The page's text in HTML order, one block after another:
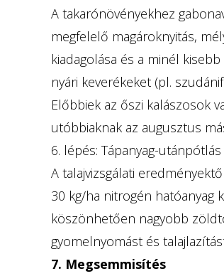
A takarónövényekhez
megfelelő magároknyitás,
kiadagolása és a minél
nyári keverékeket (pl.
Előbbiek az őszi kalászosok
utóbbiaknak az augusztus
6. lépés: Tápanyag-utánpótlás
A talajvizsgálati
30 kg/ha nitrogén hatóanyag
köszönhetően nagyobb
gyomelnyomást és
7. Megsemmisítés